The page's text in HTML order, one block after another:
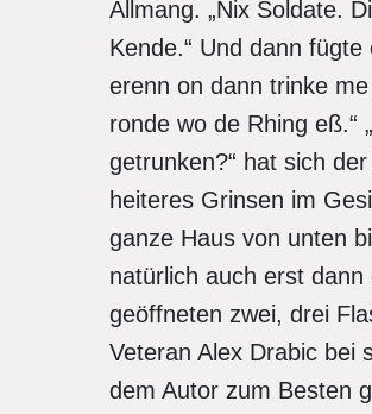
Allmang. „Nix Soldate.
Kende.“ Und dann
erenn on dann trinke
ronde wo de Rhing eß.“
getrunken?“ hat sich
heiteres Grinsen im
ganze Haus von unten
natürlich auch erst
geöffneten zwei, drei
Veteran Alex Drabic bei
dem Autor zum Besten